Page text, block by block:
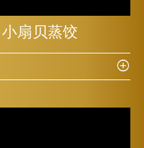
扇贝蒸饺